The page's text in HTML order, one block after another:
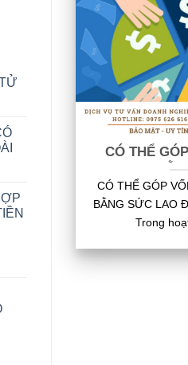
CÓ THỂ
DOANH
ĐỘNG
CÓ THỂ GÓP
BẰNG SỨC LAO
Trong